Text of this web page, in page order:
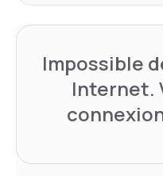
Impossible
Internet.